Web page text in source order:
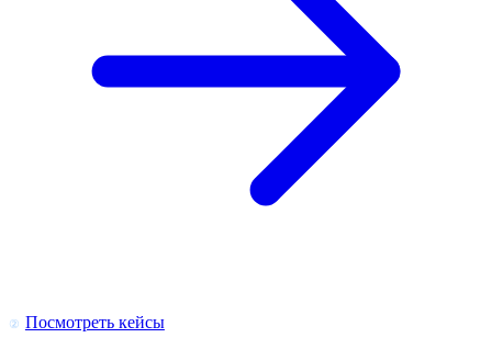
② Посмотреть кейсы